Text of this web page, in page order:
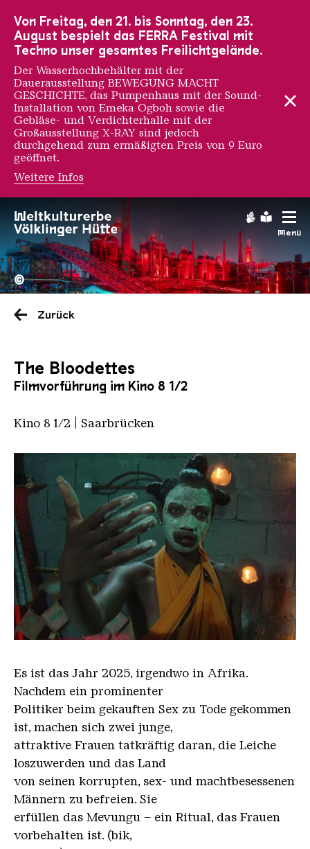
Menü
Hochofengruppe in Rot
Copyright:
©
Zurück
The Bloodettes
Filmvorführung im Kino 8 1/2
Kino 8 1/2 | Saarbrücken
The Bloodettes
Es ist das Jahr 2025, irgendwo in Afrika.
Nachdem ein prominenter
Politiker beim gekauften Sex zu Tode gekommen
ist, machen sich zwei junge,
attraktive Frauen tatkräftig daran, die Leiche
loszuwerden und das Land
von seinen korrupten, sex- und machtbesessenen
Männern zu befreien. Sie
erfüllen das Mevungu – ein Ritual, das Frauen
vorbehalten ist. (bik,
Von Freitag, den 21. bis Sonntag, den 23.
August bespielt das FERRA Festival mit
Techno unser gesamtes Freilichtgelände.
Der Wasserhochbehälter mit der
Dauerausstellung BEWEGUNG MACHT
GESCHICHTE, das Pumpenhaus mit der Sound-
Installation von Emeka Ogboh sowie die
Gebläse- und Verdichterhalle mit der
Großausstellung X-RAY sind jedoch
durchgehend zum ermäßigten Preis von 9 Euro
geöffnet.
Weitere Infos